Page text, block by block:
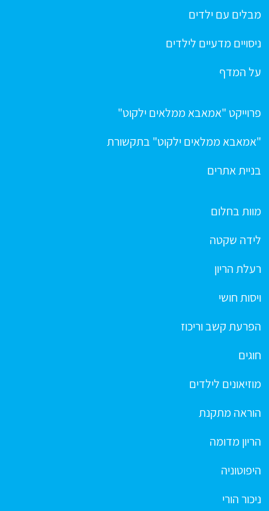
מבלים עם ילדים
ניסויים מדעיים לילדים
על המדף
פרוייקט "אמאבא ממלאים ילקוט"
"אמאבא ממלאים ילקוט" בתקשורת
בניית אתרים
מוות בחלום
לידה שקטה
רעלת הריון
ויסות חושי
הפרעת קשב וריכוז
חוגים
מוזיאונים לילדים
הוראה מתקנת
הריון מדומה
היפוטוניה
ניכור הורי